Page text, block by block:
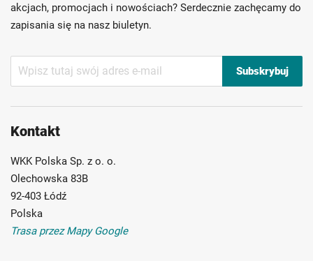
Możliwość własnego etykietowania
akcjach, promocjach i nowościach? Serdecznie zachęcamy do
zapisania się na nasz biuletyn.
nasz
Subskrybuj
Kontakt
WKK Polska Sp. z o. o.
Olechowska 83B
92-403 Łódź
Polska
Trasa przez Mapy Google